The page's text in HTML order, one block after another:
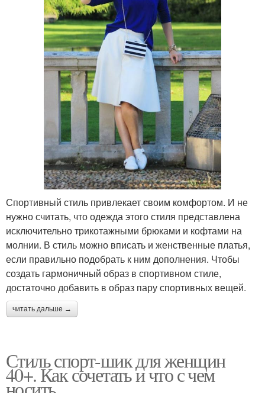
Спортивный стиль привлекает своим комфортом. И не
нужно считать, что одежда этого стиля представлена
исключительно трикотажными брюками и кофтами на
молнии. В стиль можно вписать и женственные платья,
если правильно подобрать к ним дополнения. Чтобы
создать гармоничный образ в спортивном стиле,
достаточно добавить в образ пару спортивных вещей.
читать дальше →
Стиль спорт-шик для женщин
40+. Как сочетать и что с чем